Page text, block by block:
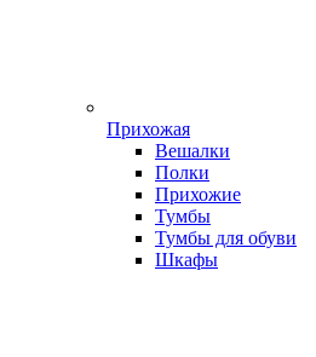
Прихожая
Вешалки
Полки
Прихожие
Тумбы
Тумбы для обуви
Шкафы